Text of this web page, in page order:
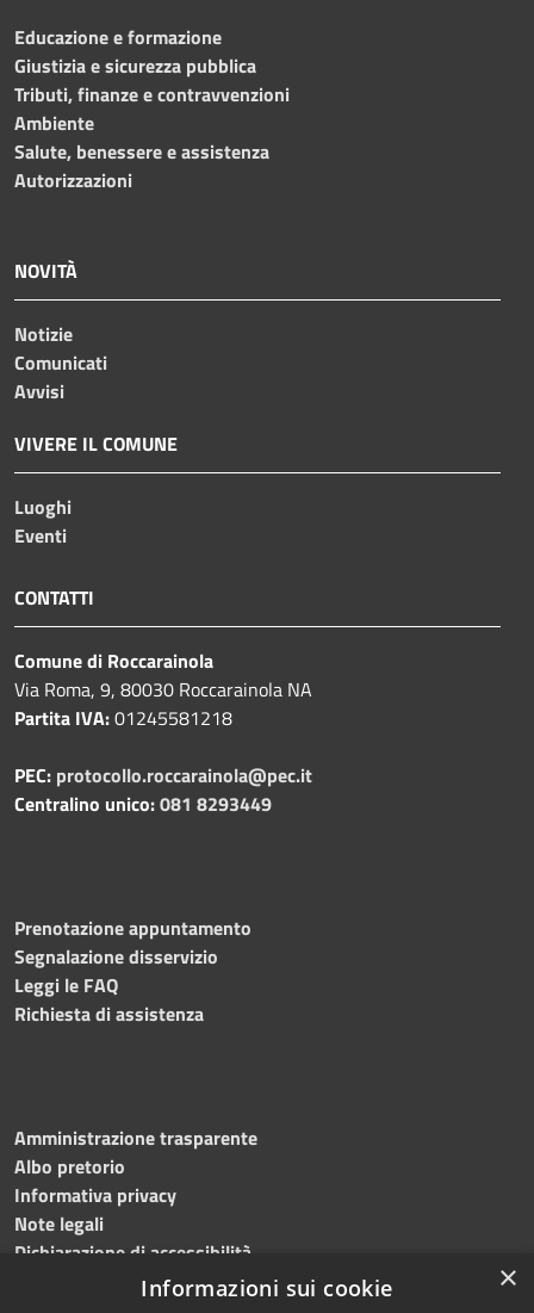
Educazione e formazione
Giustizia e sicurezza pubblica
Tributi, finanze e contravvenzioni
Ambiente
Salute, benessere e assistenza
Autorizzazioni
NOVITÀ
Notizie
Comunicati
Avvisi
VIVERE IL COMUNE
Luoghi
Eventi
CONTATTI
Comune di Roccarainola
Via Roma, 9, 80030 Roccarainola NA
Partita IVA:01245581218
PEC: protocollo.roccarainola@pec.it
Centralino unico:081 8293449
Prenotazione appuntamento
Segnalazione disservizio
Leggi le FAQ
Richiesta di assistenza
Amministrazione trasparente
Albo pretorio
Informativa privacy
Note legali
Dichiarazione di accessibilità
×
Informazioni sui cookie